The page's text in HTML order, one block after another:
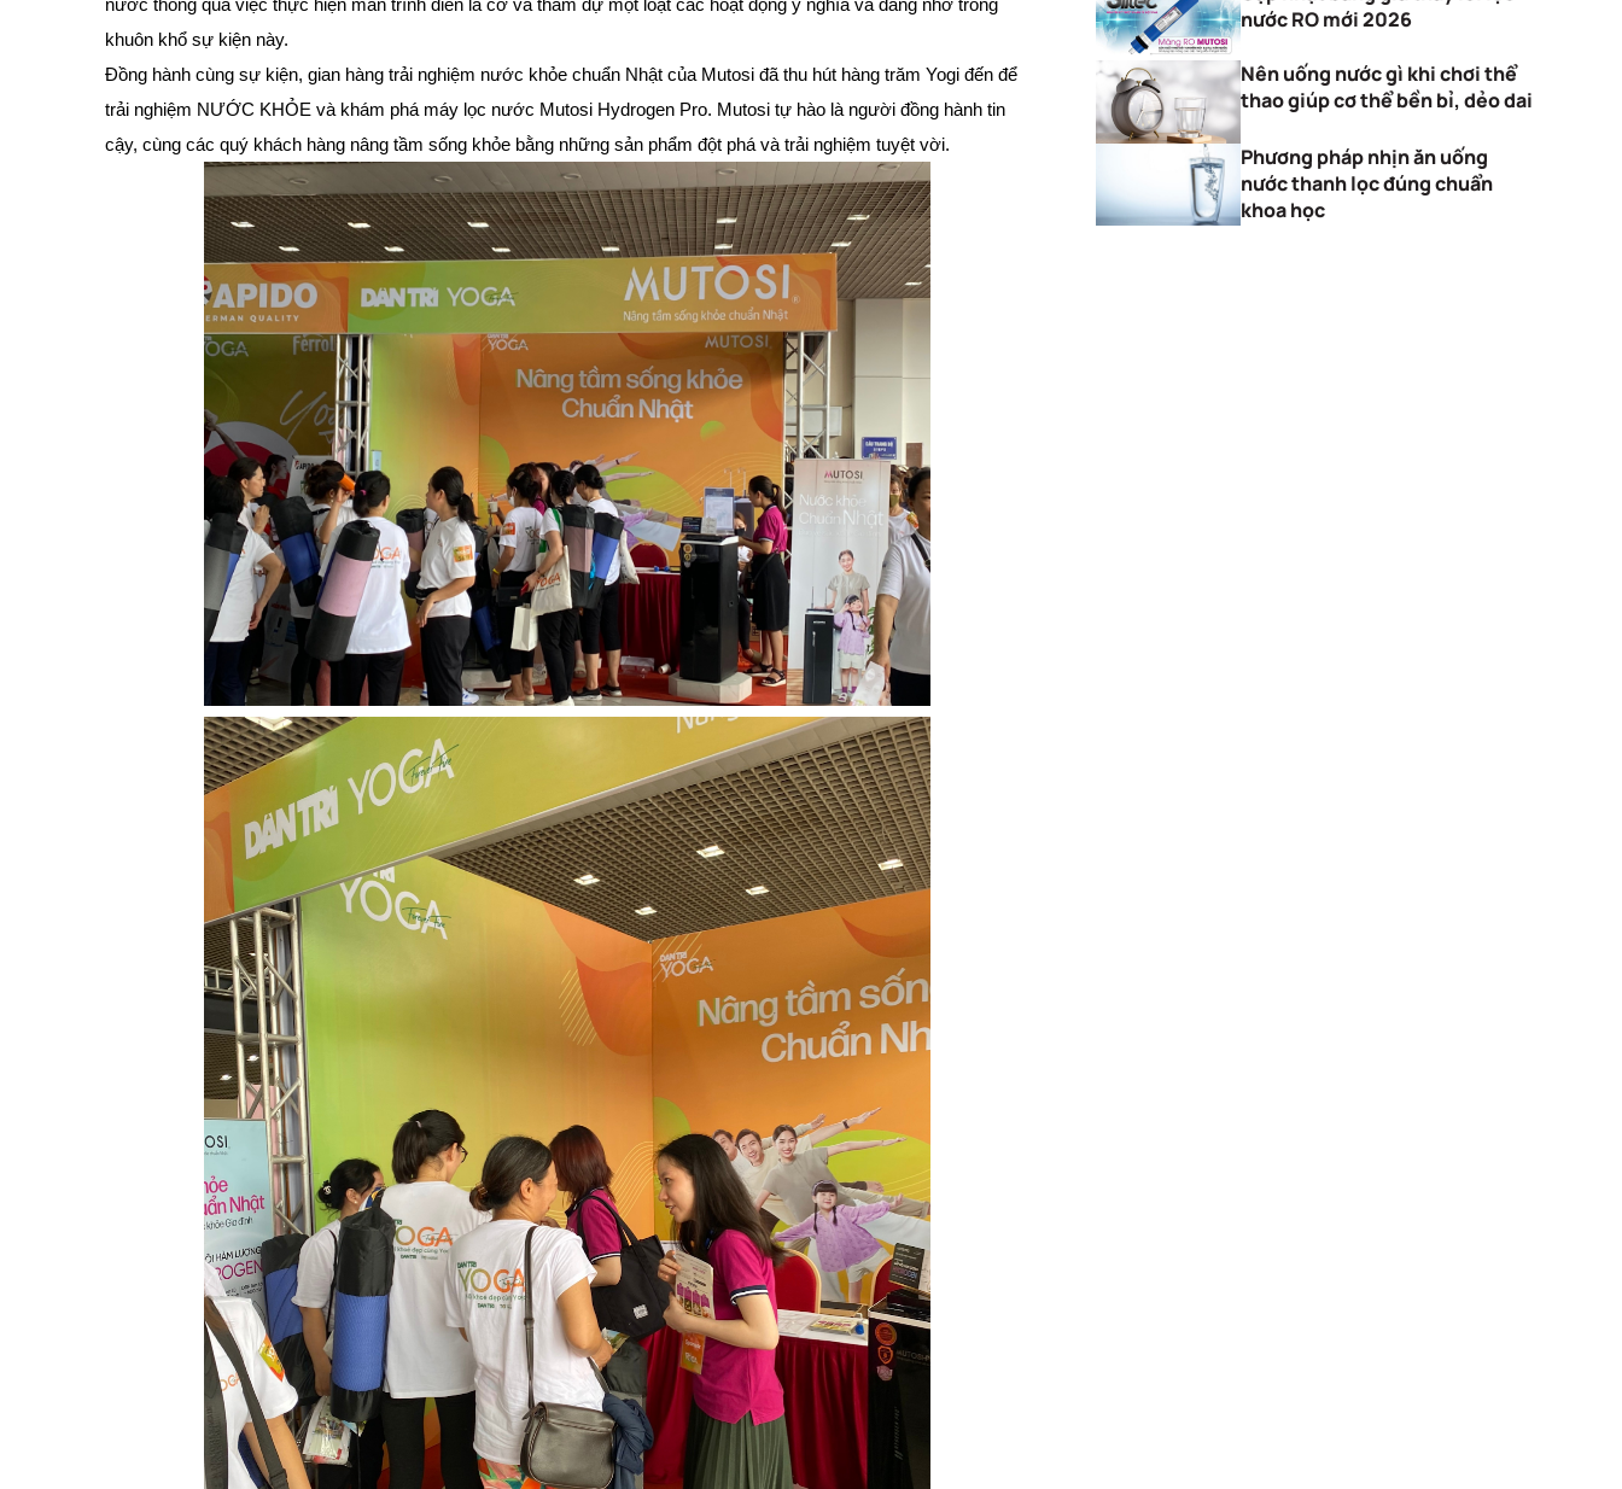
nước thông qua việc thực hiện màn trình diễn lá cờ và tham dự một loạt các hoạt động ý nghĩa và đáng nhớ trong
khuôn khổ sự kiện này.
Đồng hành cùng sự kiện, gian hàng trải nghiệm nước khỏe chuẩn Nhật của Mutosi đã thu hút hàng trăm Yogi đến để
trải nghiệm NƯỚC KHỎE và khám phá máy lọc nước Mutosi Hydrogen Pro. Mutosi tự hào là người đồng hành tin
cậy, cùng các quý khách hàng nâng tầm sống khỏe bằng những sản phẩm đột phá và trải nghiệm tuyệt vời.
nước RO mới 2026
Nên uống nước gì khi chơi thể
thao giúp cơ thể bền bỉ, dẻo dai
Phương pháp nhịn ăn uống
nước thanh lọc đúng chuẩn
khoa học